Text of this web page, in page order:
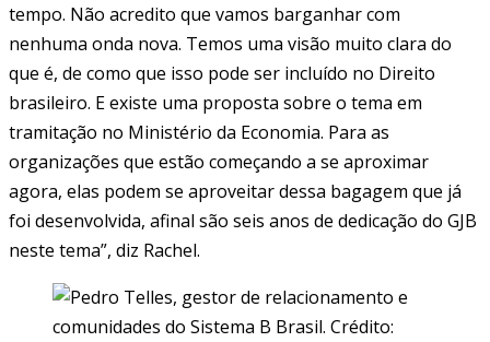
tempo. Não acredito que vamos barganhar com
nenhuma onda nova. Temos uma visão muito clara do
que é, de como que isso pode ser incluído no Direito
brasileiro. E existe uma proposta sobre o tema em
tramitação no Ministério da Economia. Para as
organizações que estão começando a se aproximar
agora, elas podem se aproveitar dessa bagagem que já
foi desenvolvida, afinal são seis anos de dedicação do GJB
neste tema”, diz Rachel.